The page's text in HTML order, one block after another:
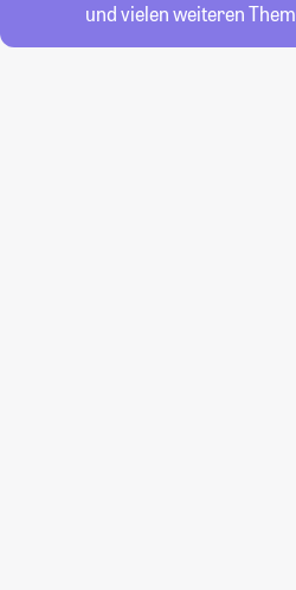
und vielen weiteren